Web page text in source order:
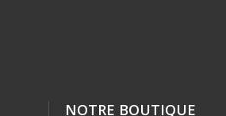
NOTRE BOUTIQUE